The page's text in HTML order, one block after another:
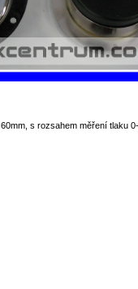
s rozsahem měření tlaku